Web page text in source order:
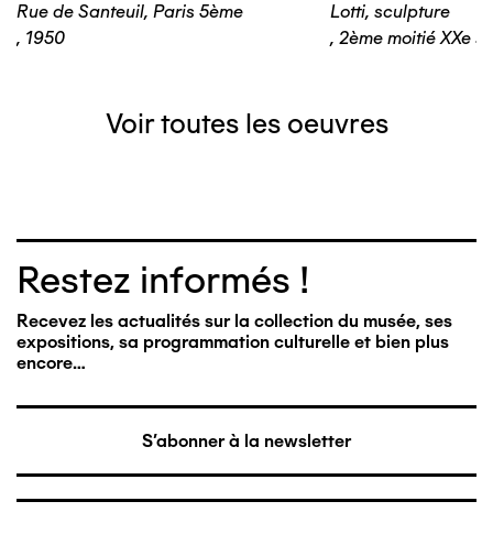
Rue de Santeuil, Paris 5ème
, 1950
Lotti, sculpture
, 2ème moitié XXe
Voir toutes les oeuvres
Restez informés !
Recevez les actualités sur la collection du musée, ses
expositions, sa programmation culturelle et bien plus
encore…
S'abonner à la newsletter